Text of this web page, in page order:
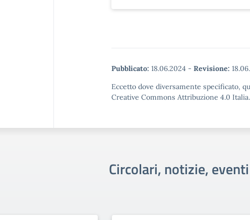
Pubblicato: 18.06.2024 - Revisione:
Eccetto dove diversamente specificato,
Creative Commons Attribuzione 4.0 Italia.
Circolari, notizie,